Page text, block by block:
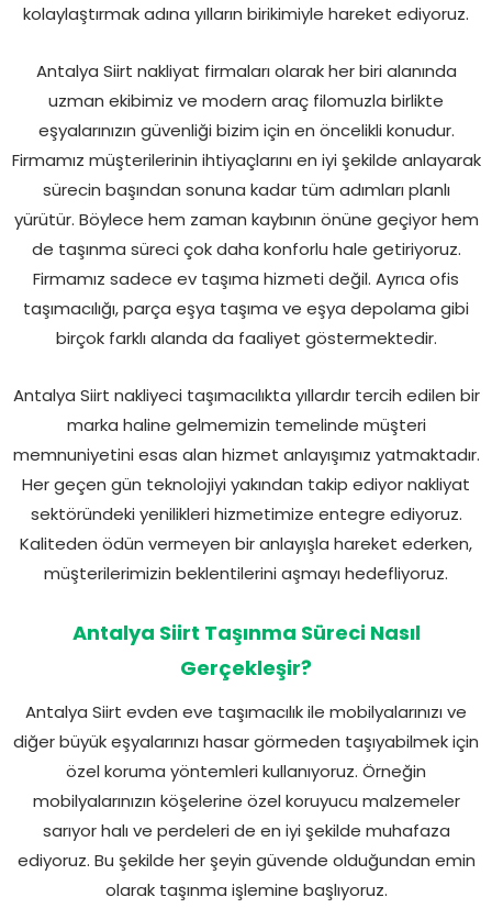
kolaylaştırmak adına yılların birikimiyle hareket ediyoruz.
Antalya Siirt nakliyat firmaları olarak her biri alanında
uzman ekibimiz ve modern araç filomuzla birlikte
eşyalarınızın güvenliği bizim için en öncelikli konudur.
Firmamız müşterilerinin ihtiyaçlarını en iyi şekilde anlayarak
sürecin başından sonuna kadar tüm adımları planlı
yürütür. Böylece hem zaman kaybının önüne geçiyor hem
de taşınma süreci çok daha konforlu hale getiriyoruz.
Firmamız sadece ev taşıma hizmeti değil. Ayrıca ofis
taşımacılığı, parça eşya taşıma ve eşya depolama gibi
birçok farklı alanda da faaliyet göstermektedir.
Antalya Siirt nakliyeci taşımacılıkta yıllardır tercih edilen bir
marka haline gelmemizin temelinde müşteri
memnuniyetini esas alan hizmet anlayışımız yatmaktadır.
Her geçen gün teknolojiyi yakından takip ediyor nakliyat
sektöründeki yenilikleri hizmetimize entegre ediyoruz.
Kaliteden ödün vermeyen bir anlayışla hareket ederken,
müşterilerimizin beklentilerini aşmayı hedefliyoruz.
Antalya Siirt Taşınma Süreci Nasıl
Gerçekleşir?
Antalya Siirt evden eve taşımacılık ile mobilyalarınızı ve
diğer büyük eşyalarınızı hasar görmeden taşıyabilmek için
özel koruma yöntemleri kullanıyoruz. Örneğin
mobilyalarınızın köşelerine özel koruyucu malzemeler
sarıyor halı ve perdeleri de en iyi şekilde muhafaza
ediyoruz. Bu şekilde her şeyin güvende olduğundan emin
olarak taşınma işlemine başlıyoruz.